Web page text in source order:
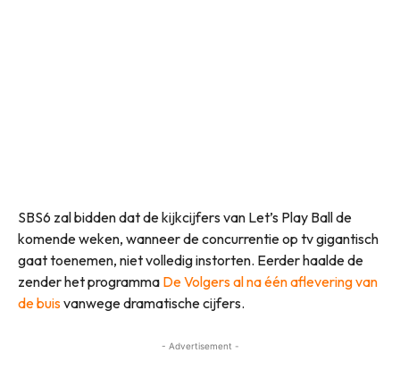
SBS6 zal bidden dat de kijkcijfers van Let’s Play Ball de
komende weken, wanneer de concurrentie op tv gigantisch
gaat toenemen, niet volledig instorten. Eerder haalde de
zender het programma De Volgers al na één aflevering van
de buisvanwege dramatische cijfers.
- Advertisement -